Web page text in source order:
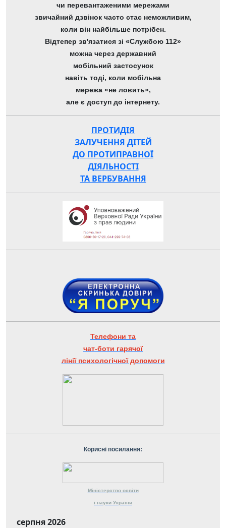
чи перевантаженими мережами
звичайний дзвінок часто стає неможливим,
коли він найбільше потрібен.
Відтепер зв'язатися зі «Службою 112»
можна через державний
мобільний застосунок
навіть тоді, коли мобільна
мережа «не ловить»,
але є доступ до інтернету.
ПРОТИДІЯ
ЗАЛУЧЕННЯ ДІТЕЙ
ДО ПРОТИПРАВНОЇ
ДІЯЛЬНОСТІ
ТА ВЕРБУВАННЯ
Телефони та
чат-боти гарячої
лінії психологічної допомоги
Корисні посилання:
Міністерство освіти
і науки України
серпня 2026